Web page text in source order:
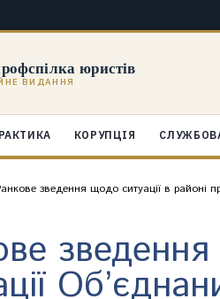
юристів
ВИДАННЯ
КОРУПЦІЯ
зведення щодо ситуації в районі